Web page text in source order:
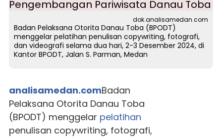
dok.analisamedan.com
Badan Pelaksana Otorita Danau Toba (BPODT)
menggelar pelatihan penulisan copywriting, fotografi,
dan videografi selama dua hari, 2-3 Desember 2024, di
Kantor BPODT, Jalan S. Parman, Medan
analisamedan.comBadan
Pelaksana Otorita Danau Toba
(BPODT) menggelar pelatihan
penulisan copywriting, fotografi,